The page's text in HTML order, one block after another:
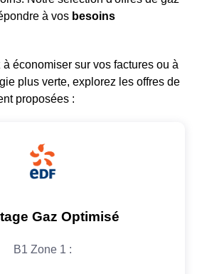
à vos besoins
économiser sur vos factures ou à
plus verte, explorez les offres de
proposées :